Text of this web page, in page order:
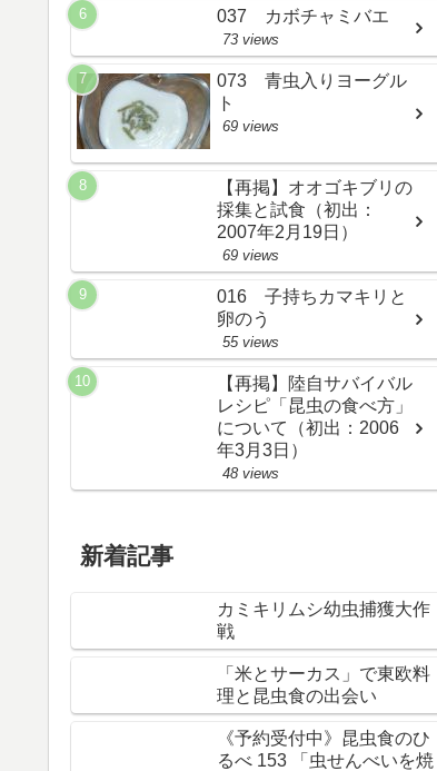
037 カボチャミバエ
73 views
073 青虫入りヨーグル
ト
69 views
【再掲】オオゴキブリの
採集と試食（初出：
2007年2月19日）
69 views
016 子持ちカマキリと
卵のう
55 views
【再掲】陸自サバイバル
レシピ「昆虫の食べ方」
について（初出：2006
年3月3日）
48 views
新着記事
カミキリムシ幼虫捕獲大作
戦
「米とサーカス」で東欧料
理と昆虫食の出会い
《予約受付中》昆虫食のひ
るべ 153 「虫せんべいを焼